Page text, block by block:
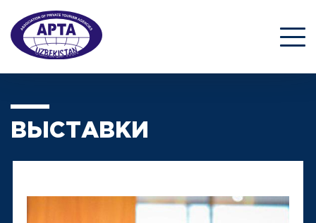
ВЫСТАВКИ